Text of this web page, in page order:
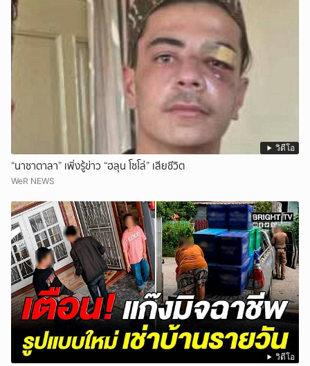
วิดีโอ
“นาซาตาลา” เพิ่งรู้ข่าว “ฮลุน โซโล่” เสียชีวิต
WeR NEWS
วิดีโอ